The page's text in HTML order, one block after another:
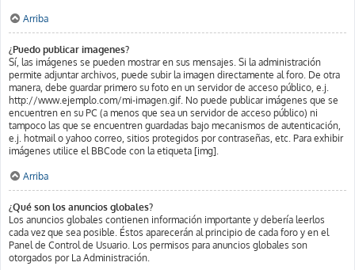
Arriba
¿Puedo publicar imagenes?
Sí, las imágenes se pueden mostrar en sus mensajes. Si la administración
permite adjuntar archivos, puede subir la imagen directamente al foro. De otra
manera, debe guardar primero su foto en un servidor de acceso público, e.j.
http://www.ejemplo.com/mi-imagen.gif. No puede publicar imágenes que se
encuentren en su PC (a menos que sea un servidor de acceso público) ni
tampoco las que se encuentren guardadas bajo mecanismos de autenticación,
e.j. hotmail o yahoo correo, sitios protegidos por contraseñas, etc. Para exhibir
imágenes utilice el BBCode con la etiqueta [img].
Arriba
¿Qué son los anuncios globales?
Los anuncios globales contienen información importante y debería leerlos
cada vez que sea posible. Éstos aparecerán al principio de cada foro y en el
Panel de Control de Usuario. Los permisos para anuncios globales son
otorgados por La Administración.